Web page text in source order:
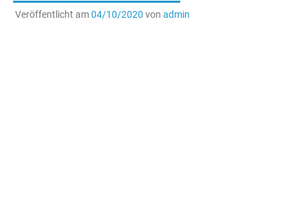
Veröffentlicht am04/10/2020 von admin